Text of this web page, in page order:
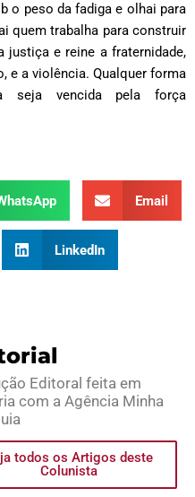
o peso da fadiga e olhai para
quem trabalha para construir
justiça e reine a fraternidade,
e a violência. Qualquer forma
seja vencida pela força
Email
LinkedIn
Editoral feita em
com a Agência Minha
todos os Artigos deste
Colunista